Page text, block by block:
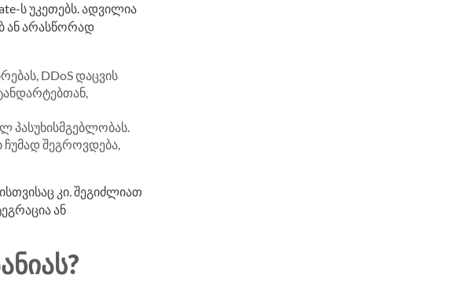
ს უკეთებს. ადვილია
ან არასწორად
DDoS დაცვის
პასუხისმგებლობას.
შეგროვდება,
კი. შეგიძლიათ
ან